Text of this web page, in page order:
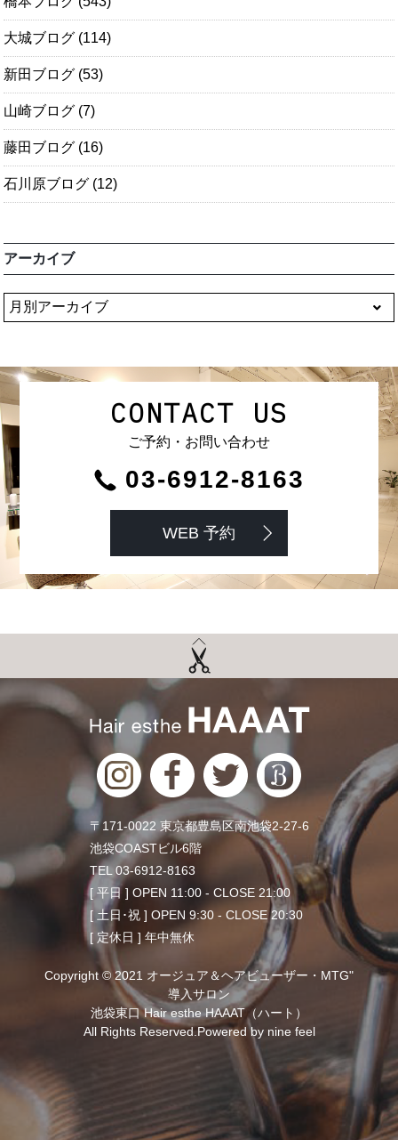
大城ブログ (114)
新田ブログ (53)
山崎ブログ (7)
藤田ブログ (16)
石川原ブログ (12)
アーカイブ
CONTACT US
ご予約・お問い合わせ
03-6912-8163
WEB 予約
〒171-0022 東京都豊島区南池袋2-27-6
池袋COASTビル6階
TEL 03-6912-8163
[ 平日 ] OPEN 11:00 - CLOSE 21:00
[ 土日･祝 ] OPEN 9:30 - CLOSE 20:30
[ 定休日 ] 年中無休
Copyright © 2021 オージュア＆ヘアビューザー・MTG"
導入サロン
池袋東口 Hair esthe HAAAT（ハート）
All Rights Reserved.Powered by nine feel